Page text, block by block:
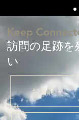
Keep
訪問の足跡を
い